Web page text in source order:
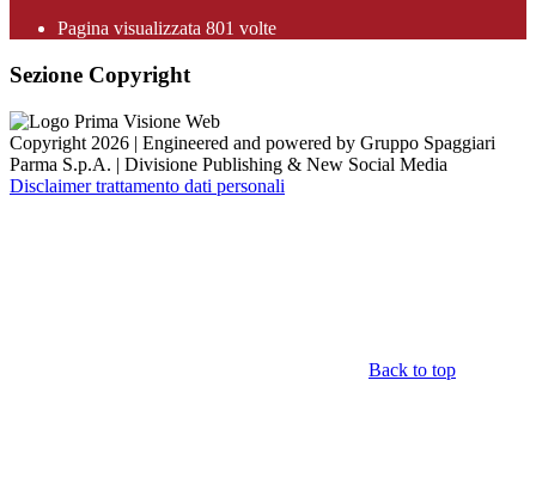
Pagina visualizzata 801 volte
Sezione Copyright
Copyright 2026 | Engineered and powered by Gruppo Spaggiari
Parma S.p.A. | Divisione Publishing & New Social Media
Disclaimer trattamento dati personali
Back to top